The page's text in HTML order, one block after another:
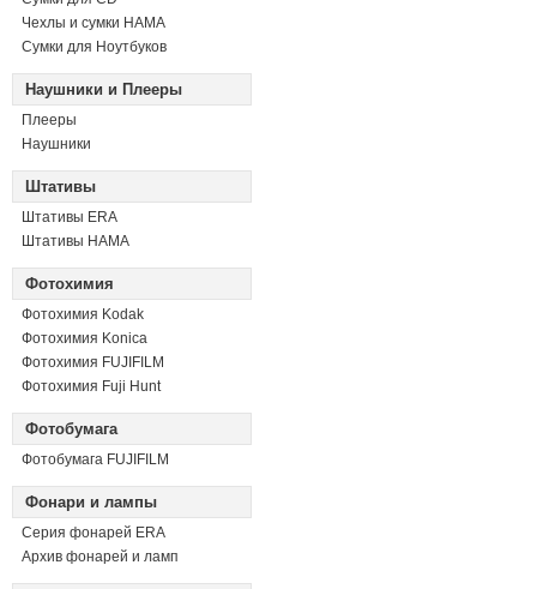
Чехлы и сумки HAMA
Сумки для Ноутбуков
Наушники и Плееры
Плееры
Наушники
Штативы
Штативы ERA
Штативы HAMA
Фотохимия
Фотохимия Kodak
Фотохимия Konica
Фотохимия FUJIFILM
Фотохимия Fuji Hunt
Фотобумага
Фотобумага FUJIFILM
Фонари и лампы
Серия фонарей ERA
Архив фонарей и ламп